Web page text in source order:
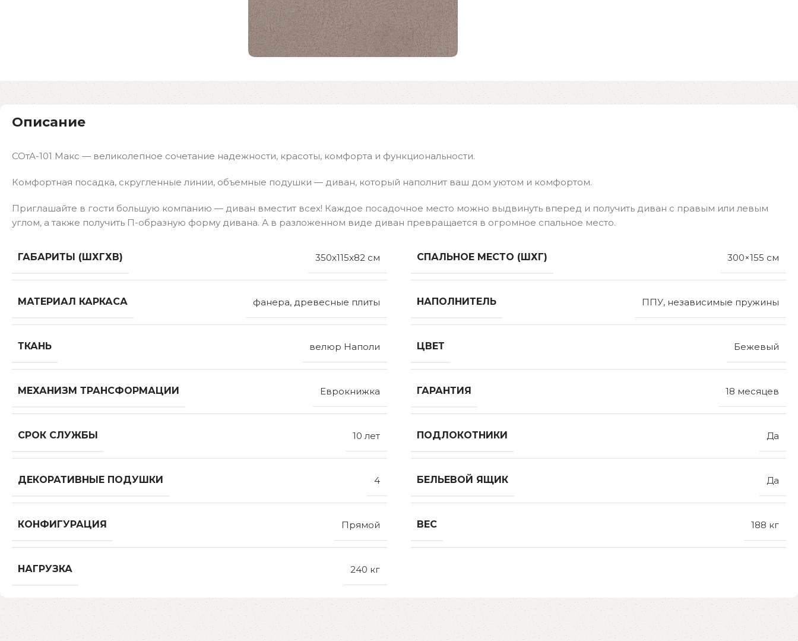
Описание
СОтА-101 Макс — великолепное сочетание надежности, красоты, комфорта и функциональности.
Комфортная посадка, скругленные линии, объемные подушки — диван, который наполнит ваш дом уютом и комфортом.
Приглашайте в гости большую компанию — диван вместит всех! Каждое посадочное место можно выдвинуть вперед и получить диван с правым или левым
углом, а также получить П-образную форму дивана. А в разложенном виде диван превращается в огромное спальное место.
ГАБАРИТЫ (ШХГХВ) 350x115x82 см СПАЛЬНОЕ МЕСТО (ШХГ) 300×155 см
МАТЕРИАЛ КАРКАСА фанера, древесные плиты НАПОЛНИТЕЛЬ ППУ, независимые пружины
ТКАНЬ велюр Наполи ЦВЕТ Бежевый
МЕХАНИЗМ ТРАНСФОРМАЦИИ Еврокнижка ГАРАНТИЯ 18 месяцев
СРОК СЛУЖБЫ 10 лет ПОДЛОКОТНИКИ Да
ДЕКОРАТИВНЫЕ ПОДУШКИ 4 БЕЛЬЕВОЙ ЯЩИК Да
КОНФИГУРАЦИЯ Прямой ВЕС 188 кг
НАГРУЗКА 240 кг